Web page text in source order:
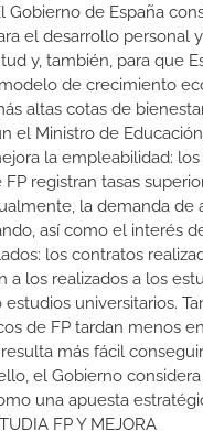
Gobierno de España
el desarrollo personal
y, también, para que
de crecimiento
altas cotas de
el Ministro de
la empleabilidad:
registran tasas
la demanda de
así como el interés
los contratos
a los realizados a los
estudios universitarios.
de FP tardan menos
más fácil
el Gobierno
una apuesta
FP Y MEJORA